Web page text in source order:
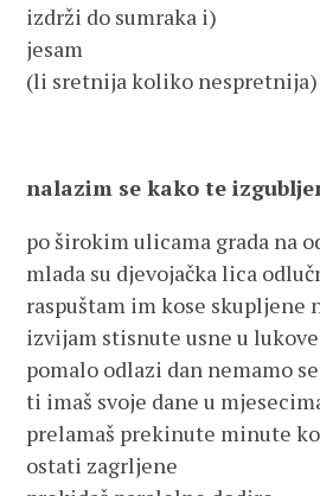
izdrži do sumraka i)
jesam
(li sretnija koliko nespretnija)
nalazim se kako te
po širokim ulicama grada na
mlada su djevojačka lica
raspuštam im kose skupljene
izvijam stisnute usne u
pomalo odlazi dan nemamo se
ti imaš svoje dane u
prelamaš prekinute minute
ostati zagrljene